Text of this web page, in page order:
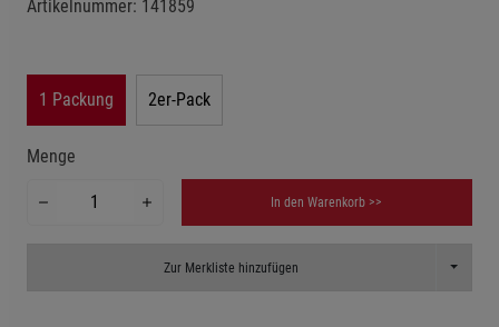
Artikelnummer: 141859
1 Packung 2er-Pack
Menge
In den Warenkorb >>
Zur Merkliste hinzufügen Toggle